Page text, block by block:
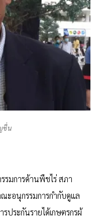
ชื่น
มการด้านพืชไร่ สภา
ะอนุกรรมการกำกับดูแล
ประกันรายได้เกษตรกรผู้